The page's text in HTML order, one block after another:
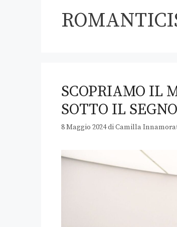
SCOPRIAMO IL
SOTTO IL
8 Maggio 2024diCamilla